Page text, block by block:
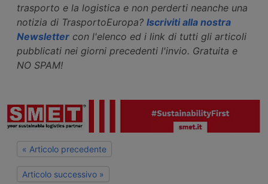
trasporto e la logistica e non perderti neanche una
notizia di TrasportoEuropa? Iscriviti alla nostra
Newsletter con l'elenco ed i link di tutti gli articoli
pubblicati nei giorni precedenti l'invio. Gratuita e
NO SPAM!
« Articolo precedente
Articolo successivo »